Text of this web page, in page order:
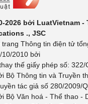
2026 bởi LuatVietnam -
., JSC
Thông tin điện tử
2010 bởi
thế giấy phép số: 322/
Bộ Thông tin và Truyền
tác giả số 280/2009/
Bộ Văn hoá - Thể thao -